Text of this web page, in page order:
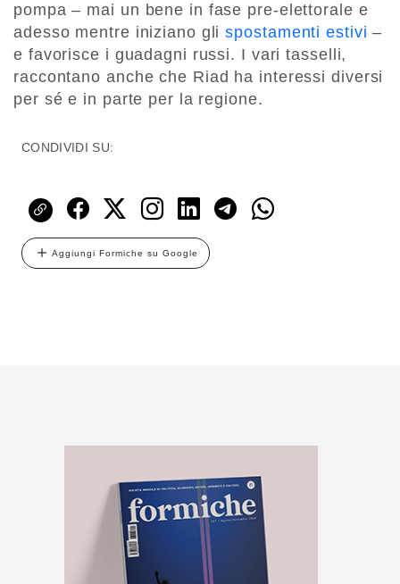
pompa – mai un bene in fase pre-elettorale e
adesso mentre iniziano glispostamenti estivi –
e favorisce i guadagni russi. I vari tasselli,
raccontano anche che Riad ha interessi diversi
per sé e in parte per la regione.
CONDIVIDI SU:
Aggiungi Formiche su Google